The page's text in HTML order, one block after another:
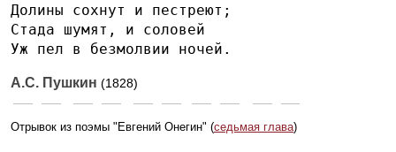
Долины сохнут и пестреют;
Стада шумят, и соловей
Уж пел в безмолвии ночей.
А.С. Пушкин (1828)
Отрывок из поэмы "Евгений Онегин" (седьмая глава)